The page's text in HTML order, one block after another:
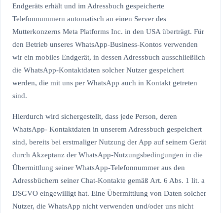
Endgeräts erhält und im Adressbuch gespeicherte
Telefonnummern automatisch an einen Server des
Mutterkonzerns Meta Platforms Inc. in den USA überträgt. Für
den Betrieb unseres WhatsApp-Business-Kontos verwenden
wir ein mobiles Endgerät, in dessen Adressbuch ausschließlich
die WhatsApp-Kontaktdaten solcher Nutzer gespeichert
werden, die mit uns per WhatsApp auch in Kontakt getreten
sind.
Hierdurch wird sichergestellt, dass jede Person, deren
WhatsApp- Kontaktdaten in unserem Adressbuch gespeichert
sind, bereits bei erstmaliger Nutzung der App auf seinem Gerät
durch Akzeptanz der WhatsApp-Nutzungsbedingungen in die
Übermittlung seiner WhatsApp-Telefonnummer aus den
Adressbüchern seiner Chat-Kontakte gemäß Art. 6 Abs. 1 lit. a
DSGVO eingewilligt hat. Eine Übermittlung von Daten solcher
Nutzer, die WhatsApp nicht verwenden und/oder uns nicht